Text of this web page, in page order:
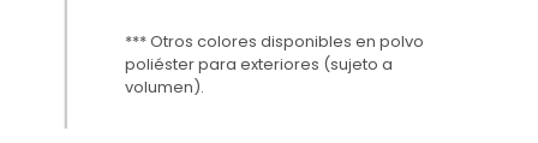
*** Otros colores disponibles en polvo
poliéster para exteriores (sujeto a
volumen).